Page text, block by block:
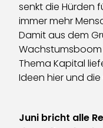
senkt die Hürden
immer mehr
Damit aus dem
Wachstumsboom
Thema Kapital
Ideen hier und
Juni bricht alle